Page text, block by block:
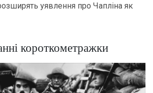
уявлення про Чапліна як
короткометражки